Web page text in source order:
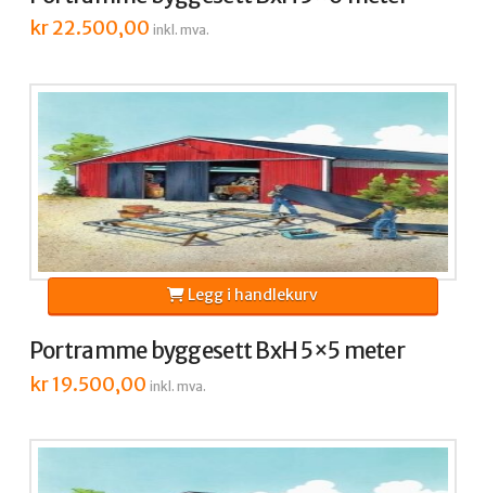
kr22.500,00 inkl. mva.
Portramme byggesett BxH 5×5 meter
kr19.500,00 inkl. mva.
Legg i handlekurv